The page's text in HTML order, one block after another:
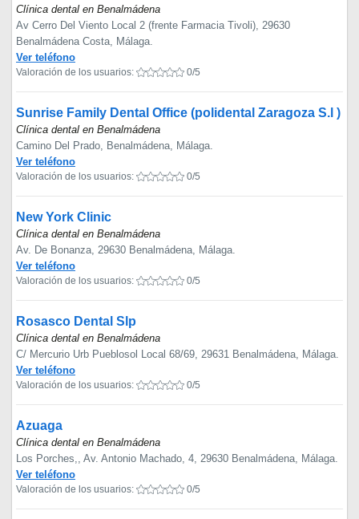
Clínica dental en Benalmádena
Av Cerro Del Viento Local 2 (frente Farmacia Tivoli), 29630
Benalmádena Costa, Málaga.
Ver teléfono
Valoración de los usuarios: 0/5
Sunrise Family Dental Office (polidental Zaragoza S.l )
Clínica dental en Benalmádena
Camino Del Prado, Benalmádena, Málaga.
Ver teléfono
Valoración de los usuarios: 0/5
New York Clinic
Clínica dental en Benalmádena
Av. De Bonanza, 29630 Benalmádena, Málaga.
Ver teléfono
Valoración de los usuarios: 0/5
Rosasco Dental Slp
Clínica dental en Benalmádena
C/ Mercurio Urb Pueblosol Local 68/69, 29631 Benalmádena, Málaga.
Ver teléfono
Valoración de los usuarios: 0/5
Azuaga
Clínica dental en Benalmádena
Los Porches,, Av. Antonio Machado, 4, 29630 Benalmádena, Málaga.
Ver teléfono
Valoración de los usuarios: 0/5